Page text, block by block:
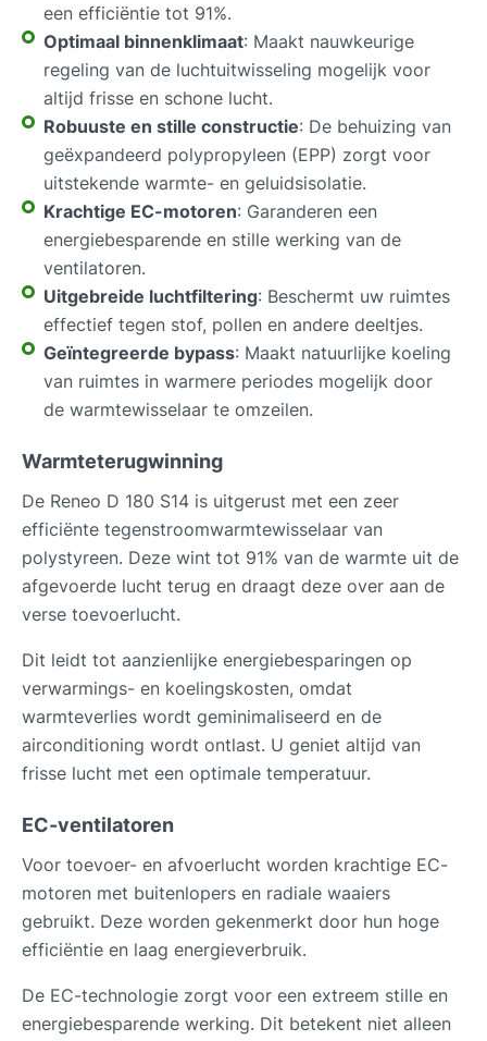
een efficiëntie tot 91%.
Optimaal binnenklimaat: Maakt nauwkeurige
regeling van de luchtuitwisseling mogelijk voor
altijd frisse en schone lucht.
Robuuste en stille constructie: De behuizing van
geëxpandeerd polypropyleen (EPP) zorgt voor
uitstekende warmte- en geluidsisolatie.
Krachtige EC-motoren: Garanderen een
energiebesparende en stille werking van de
ventilatoren.
Uitgebreide luchtfiltering: Beschermt uw ruimtes
effectief tegen stof, pollen en andere deeltjes.
Geïntegreerde bypass: Maakt natuurlijke koeling
van ruimtes in warmere periodes mogelijk door
de warmtewisselaar te omzeilen.
Warmteterugwinning
De Reneo D 180 S14 is uitgerust met een zeer
efficiënte tegenstroomwarmtewisselaar van
polystyreen. Deze wint tot 91% van de warmte uit de
afgevoerde lucht terug en draagt deze over aan de
verse toevoerlucht.
Dit leidt tot aanzienlijke energiebesparingen op
verwarmings- en koelingskosten, omdat
warmteverlies wordt geminimaliseerd en de
airconditioning wordt ontlast. U geniet altijd van
frisse lucht met een optimale temperatuur.
EC-ventilatoren
Voor toevoer- en afvoerlucht worden krachtige EC-
motoren met buitenlopers en radiale waaiers
gebruikt. Deze worden gekenmerkt door hun hoge
efficiëntie en laag energieverbruik.
De EC-technologie zorgt voor een extreem stille en
energiebesparende werking. Dit betekent niet alleen